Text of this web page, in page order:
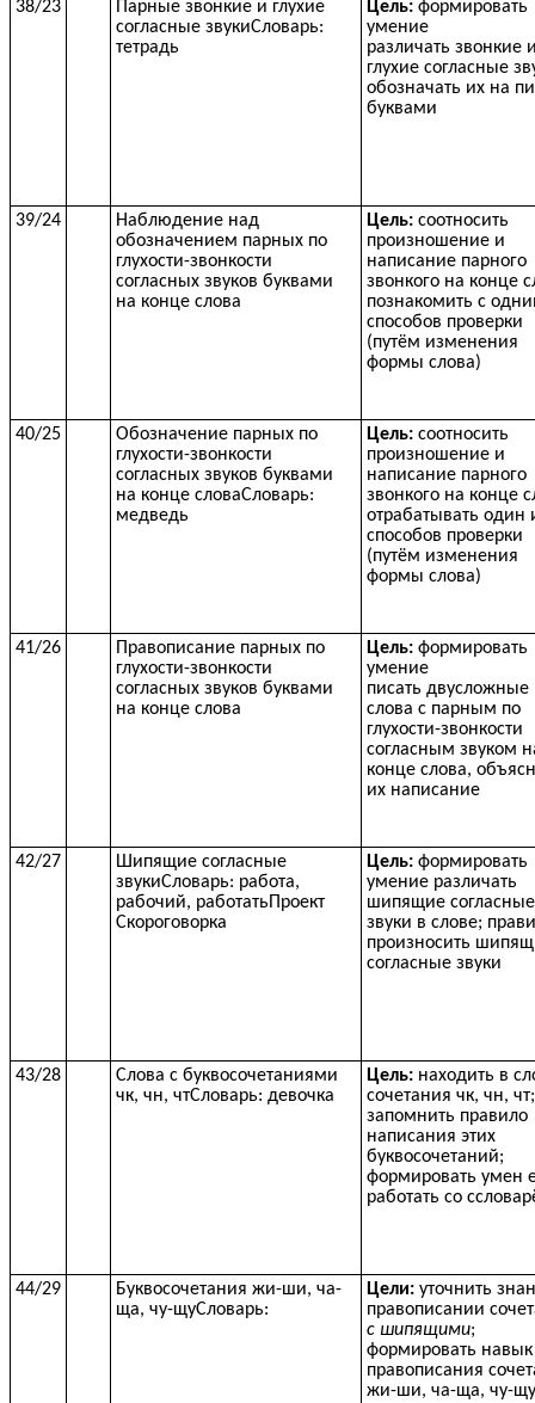
38/23
Парные звонкие и глухие
согласные звукиСловарь:
тетрадь
Цель: формировать
умение
различать звонкие
глухие согласные
обозначать их на
буквами
39/24
Наблюдение над
обозначением парных по
глухости-звонкости
согласных звуков буквами
на конце слова
Цель: соотносить
произношение и
написание парного
звонкого на конце
познакомить с
способов проверки
(путём изменения
формы слова)
40/25
Обозначение парных по
глухости-звонкости
согласных звуков буквами
на конце словаСловарь:
медведь
Цель: соотносить
произношение и
написание парного
звонкого на конце
отрабатывать один
способов проверки
(путём изменения
формы слова)
41/26
Правописание парных по
глухости-звонкости
согласных звуков буквами
на конце слова
Цель: формировать
умение
писать двусложные
слова с парным по
глухости-звонкости
согласным звуком
конце слова,
их написание
42/27
Шипящие согласные
звукиСловарь: работа,
рабочий, работатьПроект
Скороговорка
Цель: формировать
умение различать
шипящие согласные
звуки в слове;
произносить
согласные звуки
43/28
Слова с буквосочетаниями
чк, чн, чтСловарь: девочка
Цель: находить в
сочетания чк, чн, чт;
запомнить правило
написания этих
буквосочетаний;
формировать умен
работать со
44/29
Буквосочетания жи-ши, ча-
ща, чу-щуСловарь:
Цели: уточнить
правописании
с шипящими;
формировать навык
правописания
жи-ши, ча-ща, чу-щу